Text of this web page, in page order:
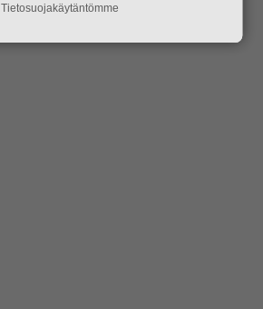
Tietosuojakäytäntömme